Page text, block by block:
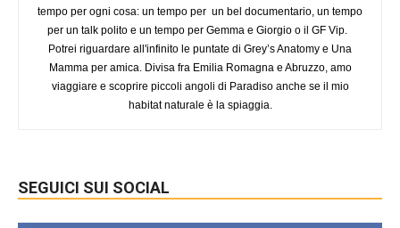
tempo per ogni cosa: un tempo per un bel documentario, un tempo
per un talk polito e un tempo per Gemma e Giorgio o il GF Vip.
Potrei riguardare all'infinito le puntate di Grey’s Anatomy e Una
Mamma per amica. Divisa fra Emilia Romagna e Abruzzo, amo
viaggiare e scoprire piccoli angoli di Paradiso anche se il mio
habitat naturale è la spiaggia.
SEGUICI SUI SOCIAL